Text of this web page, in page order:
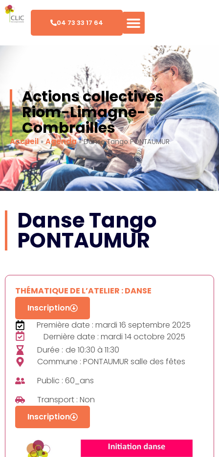
04 73 33 17 64
Actions collectives
Riom-Limagne-
Combrailles
Accueil»Agenda»Danse Tango PONTAUMUR
Danse Tango
PONTAUMUR
THÉMATIQUE DE L’ATELIER : DANSE
Inscription
Première date : mardi 16 septembre 2025
Dernière date : mardi 14 octobre 2025
Durée : de 10:30 à 11:30
Commune : PONTAUMUR salle des fêtes
Public : 60_ans
Transport : Non
Inscription